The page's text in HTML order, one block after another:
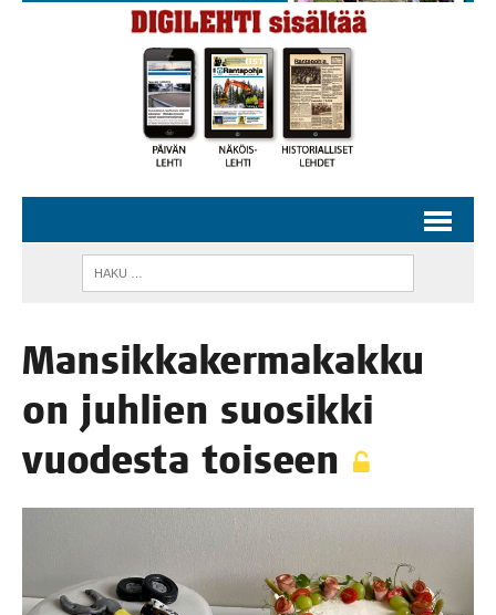
Man­sik­ka­ker­ma­kak­ku
on juh­lien suo­sik­ki
vuo­des­ta toiseen